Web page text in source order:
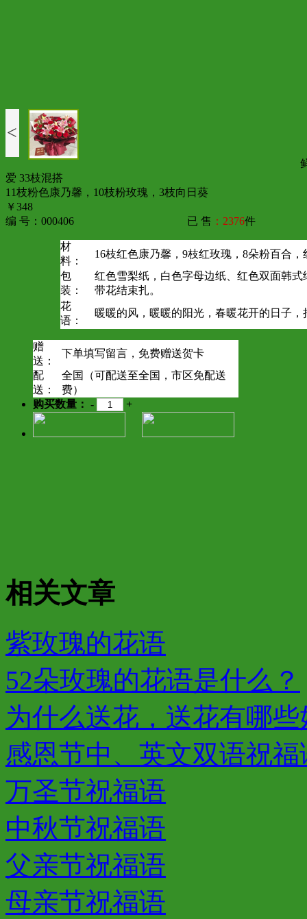
<
爱 33枝混搭
11枝粉色康乃馨，10枝粉玫瑰，3枝向日葵
￥348
编 号：000406
已 售 ：2376件
材
料：
16枝红色康乃馨，9枝红玫瑰，8朵粉百合
包
装：
红色雪梨纸，白色字母边纸、红色双面韩式
带花结束扎。
花
语：
暖暖的风，暖暖的阳光，春暖花开的日子，
赠
送：
下单填写留言，免费赠送贺卡
配
送：
全国（可配送至全国，市区免配送
费）
购买数量： - +
相关文章
紫玫瑰的花语
52朵玫瑰的花语是什么？
为什么送花，送花有哪
感恩节中、英文双语祝福
万圣节祝福语
中秋节祝福语
父亲节祝福语
母亲节祝福语